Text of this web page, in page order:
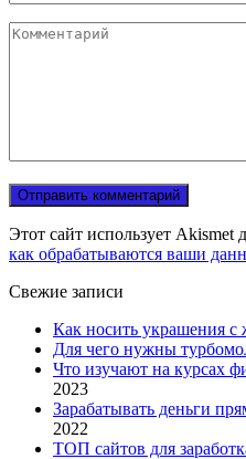
Комментарий
Этот сайт использует Akismet
как обрабатываются ваши
Свежие записи
Как носить украшения с
Для чего нужны
Что изучают на курсах
2023
Зарабатывать деньги
2022
ТОП сайтов для